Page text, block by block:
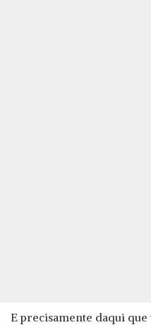
E precisamente daqui que